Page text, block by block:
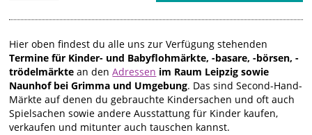
Hier oben findest du alle uns zur Verfügung stehenden
Termine für Kinder- und Babyflohmärkte, -basare, -börsen, -
trödelmärkte an denAdressen im Raum Leipzig sowie
Naunhof bei Grimma und Umgebung. Das sind Second-Hand-
Märkte auf denen du gebrauchte Kindersachen und oft auch
Spielsachen sowie andere Ausstattung für Kinder kaufen,
verkaufen und mitunter auch tauschen kannst.